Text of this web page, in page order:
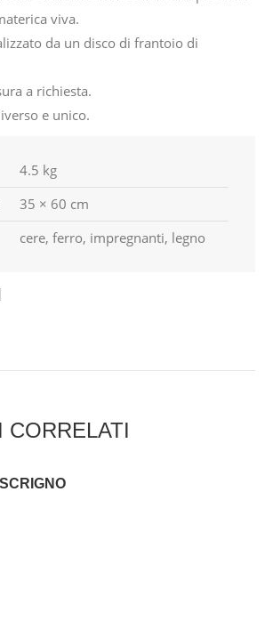
viva.
da un disco di frantoio di
a richiesta.
e unico.
4.5 kg
35 × 60 cm
cere, ferro, impregnanti, legno
CORRELATI
SCRIGNO